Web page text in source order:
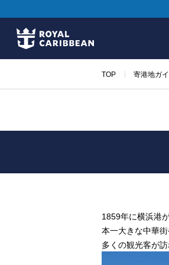
TOP 寄港地ガ
1859年に横浜港
本一大きな中華
多くの観光客が訪